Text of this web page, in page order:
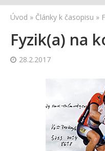
Úvod » Články k časopisu »
Fyzik(a) na
28.2.2017